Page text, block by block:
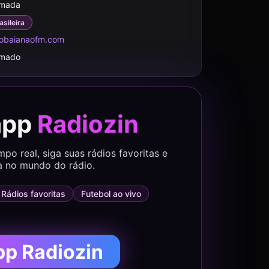
Radiozin
real, siga suas rádios favoritas e
no mundo do rádio.
Rádios favoritas Futebol ao vivo
Radiozin